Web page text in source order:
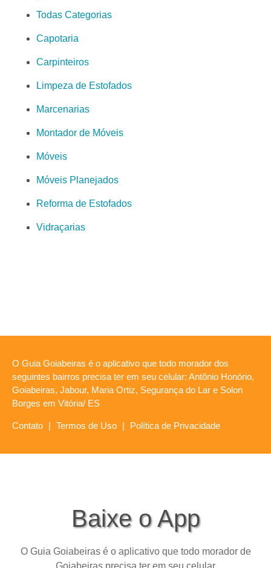
Todas Categorias
Capotaria
Carpinteiros
Limpeza de Estofados
Marcenarias
Montador de Móveis
Móveis
Móveis Planejados
Reforma de Estofados
Vidraçarias
O Guia Goiabeiras é o aplicativo que todo morador dos
seguintes bairros precisa ter em seu celular: Antônio Honório,
Goiabeiras, Jabour, Maria Ortiz, Segurança do Lar e Solon
Borges em Vitória/ ES
Contato | Termos de Uso | Política de Privacidade
Baixe o App
O Guia Goiabeiras é o aplicativo que todo morador de